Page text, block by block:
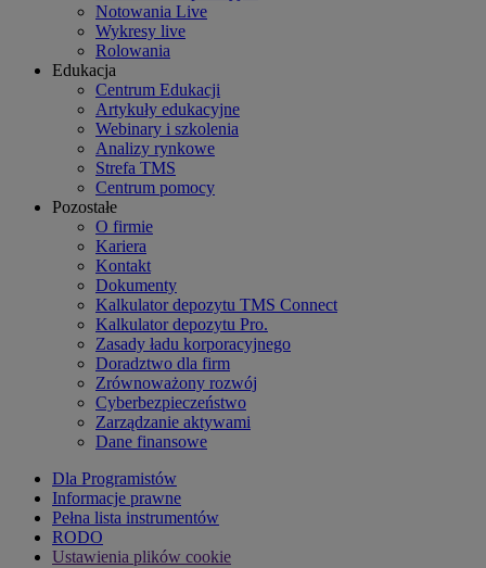
Notowania Live
Wykresy live
Rolowania
Edukacja
Centrum Edukacji
Artykuły edukacyjne
Webinary i szkolenia
Analizy rynkowe
Strefa TMS
Centrum pomocy
Pozostałe
O firmie
Kariera
Kontakt
Dokumenty
Kalkulator depozytu TMS Connect
Kalkulator depozytu Pro.
Zasady ładu korporacyjnego
Doradztwo dla firm
Zrównoważony rozwój
Cyberbezpieczeństwo
Zarządzanie aktywami
Dane finansowe
Dla Programistów
Informacje prawne
Pełna lista instrumentów
RODO
Ustawienia plików cookie